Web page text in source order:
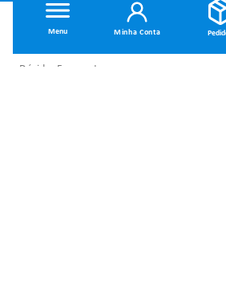
Minha Conta
INSTITUCIONAL
Dúvidas Frequentes